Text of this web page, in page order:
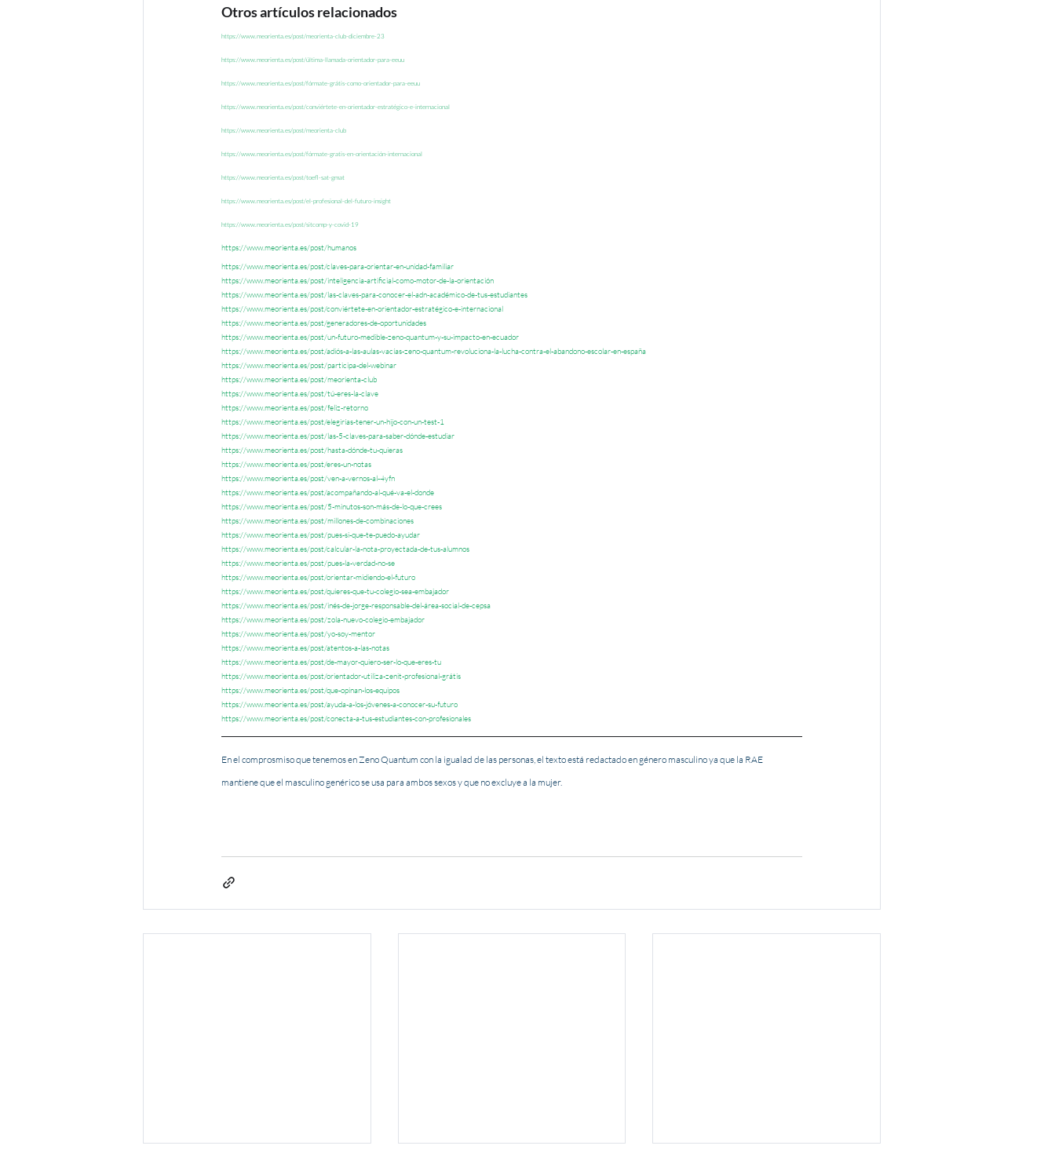
Otros artículos relacionados
https://www.meorienta.es/post/meorienta-club-diciembre-23
https://www.meorienta.es/post/última-llamada-orientador-para-eeuu
https://www.meorienta.es/post/fórmate-grátis-como-orientador-para-eeuu
https://www.meorienta.es/post/conviértete-en-orientador-estratégico-e-internacional
https://www.meorienta.es/post/meorienta-club
https://www.meorienta.es/post/fórmate-gratis-en-orientación-internacional
https://www.meorienta.es/post/toefl-sat-gmat
https://www.meorienta.es/post/el-profesional-del-futuro-insight
https://www.meorienta.es/post/sitcomp-y-covid-19
https://www.meorienta.es/post/humanos
https://www.meorienta.es/post/claves-para-orientar-en-unidad-familiar
https://www.meorienta.es/post/inteligencia-artificial-como-motor-de-la-orientación
https://www.meorienta.es/post/las-claves-para-conocer-el-adn-académico-de-tus-estudiantes
https://www.meorienta.es/post/conviértete-en-orientador-estratégico-e-internacional
https://www.meorienta.es/post/generadores-de-oportunidades
https://www.meorienta.es/post/un-futuro-medible-zeno-quantum-y-su-impacto-en-ecuador
https://www.meorienta.es/post/adiós-a-las-aulas-vacías-zeno-quantum-revoluciona-la-lucha-contra-el-abandono-escolar-en-españa
https://www.meorienta.es/post/participa-del-webinar
https://www.meorienta.es/post/meorienta-club
https://www.meorienta.es/post/tú-eres-la-clave
https://www.meorienta.es/post/feliz-retorno
https://www.meorienta.es/post/elegirías-tener-un-hijo-con-un-test-1
https://www.meorienta.es/post/las-5-claves-para-saber-dónde-estudiar
https://www.meorienta.es/post/hasta-dónde-tu-quieras
https://www.meorienta.es/post/eres-un-notas
https://www.meorienta.es/post/ven-a-vernos-al-4yfn
https://www.meorienta.es/post/acompañando-al-qué-va-el-donde
https://www.meorienta.es/post/5-minutos-son-más-de-lo-que-crees
https://www.meorienta.es/post/millones-de-combinaciones
https://www.meorienta.es/post/pues-si-que-te-puedo-ayudar
https://www.meorienta.es/post/calcular-la-nota-proyectada-de-tus-alumnos
https://www.meorienta.es/post/pues-la-verdad-no-se
https://www.meorienta.es/post/orientar-midiendo-el-futuro
https://www.meorienta.es/post/quieres-que-tu-colegio-sea-embajador
https://www.meorienta.es/post/inés-de-jorge-responsable-del-área-social-de-cepsa
https://www.meorienta.es/post/zola-nuevo-colegio-embajador
https://www.meorienta.es/post/yo-soy-mentor
https://www.meorienta.es/post/atentos-a-las-notas
https://www.meorienta.es/post/de-mayor-quiero-ser-lo-que-eres-tu
https://www.meorienta.es/post/orientador-utiliza-zenit-profesional-grátis
https://www.meorienta.es/post/que-opinan-los-equipos
https://www.meorienta.es/post/ayuda-a-los-jóvenes-a-conocer-su-futuro
https://www.meorienta.es/post/conecta-a-tus-estudiantes-con-profesionales
En el comprosmiso que tenemos en Zeno Quantum con la igualad de las personas, el texto está redactado en género masculino ya que la RAE
mantiene que el masculino genérico se usa para ambos sexos y que no excluye a la mujer.